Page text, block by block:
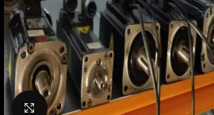
Büyütmek için tıklayın